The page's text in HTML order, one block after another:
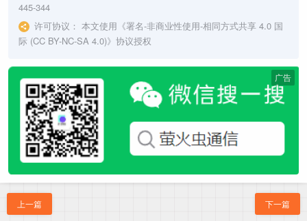
445-344
许可协议： 本文使用《署名-非商业性使用-相同方式共享 4.0 国
际 (CC BY-NC-SA 4.0)》协议授权
广告
上一篇 下一篇